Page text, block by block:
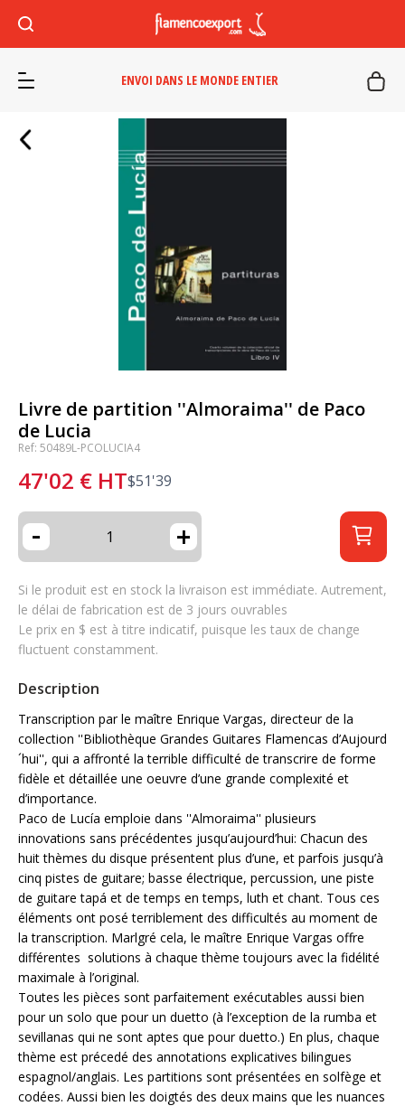
ENVOI DANS LE MONDE ENTIER
Livre de partition ''Almoraima'' de Paco
de Lucia
Ref: 50489L-PCOLUCIA4
47'02 € HT$51'39
- +
Si le produit est en stock la livraison est immédiate. Autrement,
le délai de fabrication est de 3 jours ouvrables
Le prix en $ est à titre indicatif, puisque les taux de change
fluctuent constamment.
Description
Transcription par le maître Enrique Vargas, directeur de la
collection ''Bibliothèque Grandes Guitares Flamencas d’Aujourd
´hui'', qui a affronté la terrible difficulté de transcrire de forme
fidèle et détaillée une oeuvre d’une grande complexité et
d’importance.
Paco de Lucía emploie dans ''Almoraima'' plusieurs
innovations sans précédentes jusqu’aujourd’hui: Chacun des
huit thèmes du disque présentent plus d’une, et parfois jusqu’à
cinq pistes de guitare; basse électrique, percussion, une piste
de guitare tapá et de temps en temps, luth et chant. Tous ces
éléments ont posé terriblement des difficultés au moment de
la transcription. Marlgré cela, le maître Enrique Vargas offre
différentes solutions à chaque thème toujours avec la fidélité
maximale à l’original.
Toutes les pièces sont parfaitement exécutables aussi bien
pour un solo que pour un duetto (à l’exception de la rumba et
sevillanas qui ne sont aptes que pour duetto.) En plus, chaque
thème est précedé des annotations explicatives bilingues
espagnol/anglais. Les partitions sont présentées en solfège et
codées. Aussi bien les doigtés des deux mains que les nuances